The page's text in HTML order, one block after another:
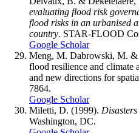
evaluating flood risk
flood risks in an urbanised
country. STAR-FLOOD
Google Scholar
Meng, M. Dabrowski, M. &
flood resilience and climate
and new directions for
7864.
Google Scholar
Miletti, D. (1999).
Washington, DC.